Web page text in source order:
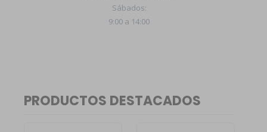
Sábados:
9:00 a 14:00